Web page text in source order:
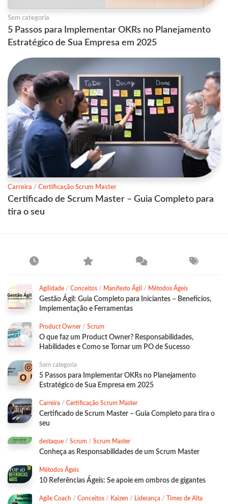
Sem categoria
5 Passos para Implementar OKRs no Planejamento
Estratégico de Sua Empresa em 2025
Carreira / Certificação Scrum Master
Certificado de Scrum Master – Guia Completo para
tira o seu
Agilidade / Conceitos / Manifesto Ágil / Métodos Ágeis
Gestão Ágil: Guia Completo para Iniciantes – Benefícios,
Implementação e Ferramentas
Product Owner/ Scrum
O que faz um Product Owner? Responsabilidades,
Habilidades e Como se Tornar um PO de Sucesso
Sem categoria
5 Passos para Implementar OKRs no Planejamento
Estratégico de Sua Empresa em 2025
Carreira / Certificação Scrum Master
Certificado de Scrum Master – Guia Completo para tira o
seu
destaque / Scrum / Scrum Master
Conheça as Responsabilidades de um Scrum Master
Métodos Ágeis
10 Referências Ágeis: Se apoie em ombros de gigantes
Agile Coach / Conceitos / Kaizen / Liderança / Times de Alta